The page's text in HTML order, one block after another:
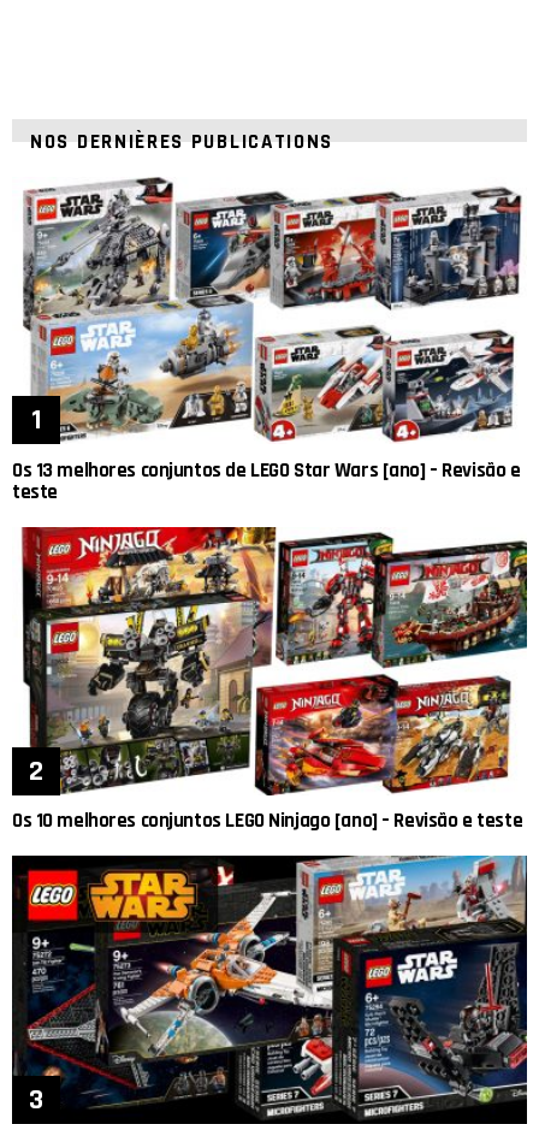
NOS DERNIÈRES PUBLICATIONS
Os 13 melhores conjuntos de LEGO Star Wars [ano] – Revisão e
teste
Os 10 melhores conjuntos LEGO Ninjago [ano] – Revisão e teste